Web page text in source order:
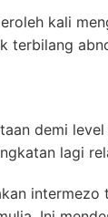
kali
terbilang
demi
lagi
intermezo